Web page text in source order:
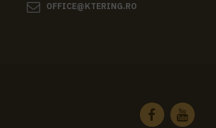
OFFICE@KTERING.RO